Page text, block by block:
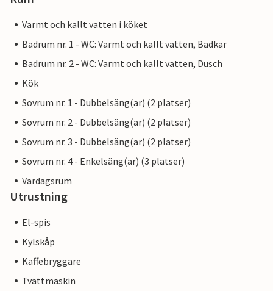
Varmt och kallt vatten i köket
Badrum nr. 1 - WC: Varmt och kallt vatten, Badkar
Badrum nr. 2 - WC: Varmt och kallt vatten, Dusch
Kök
Sovrum nr. 1 - Dubbelsäng(ar) (2 platser)
Sovrum nr. 2 - Dubbelsäng(ar) (2 platser)
Sovrum nr. 3 - Dubbelsäng(ar) (2 platser)
Sovrum nr. 4 - Enkelsäng(ar) (3 platser)
Vardagsrum
Utrustning
El-spis
Kylskåp
Kaffebryggare
Tvättmaskin